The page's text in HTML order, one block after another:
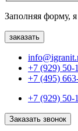
Заполняя форму,
+7 (929) 50-
+7 (495)
+7 (929) 50-
Заказать звонок